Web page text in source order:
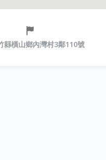
縣橫山鄉內灣村3鄰110號